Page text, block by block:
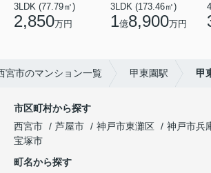
3LDK (77.79㎡)
2,850万円
3LDK (173.46㎡)
1億8,900万円
宮市のマンション一覧 甲東園駅 甲
市区町村から探す
西宮市
芦屋市 神戸市東灘区 神戸市兵
宝塚市
町名から探す